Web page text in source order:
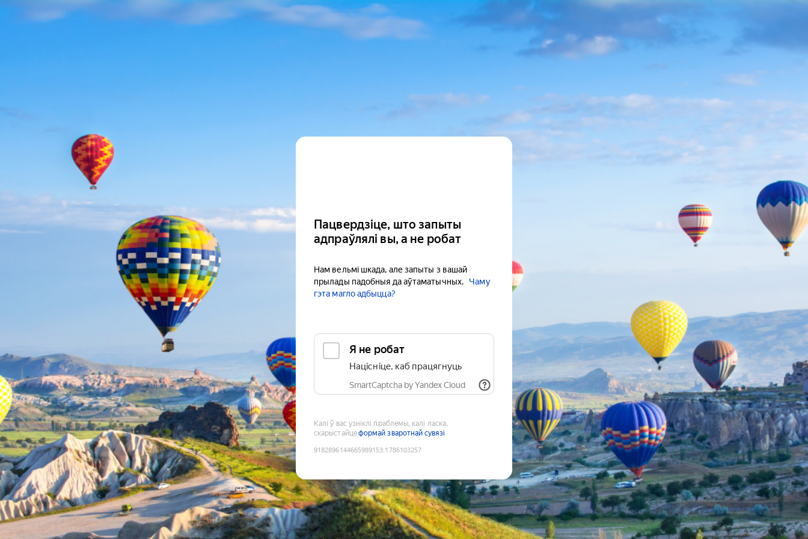
Пацвердзіце, што запыты
адпраўлялі вы, а не робат
Нам вельмі шкада, але запыты з вашай
прылады падобныя да аўтаматычных.
Чаму
гэта магло адбыцца?
Я не робат
Націсніце, каб працягнуць
SmartCaptcha by Yandex Cloud
Калі ў вас узніклі праблемы, калі ласка,
скарыстайцеформай зваротнай сувязі
9182896144665989153:1786103257